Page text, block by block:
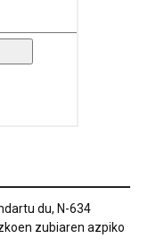
du, N-634
zubiaren azpiko